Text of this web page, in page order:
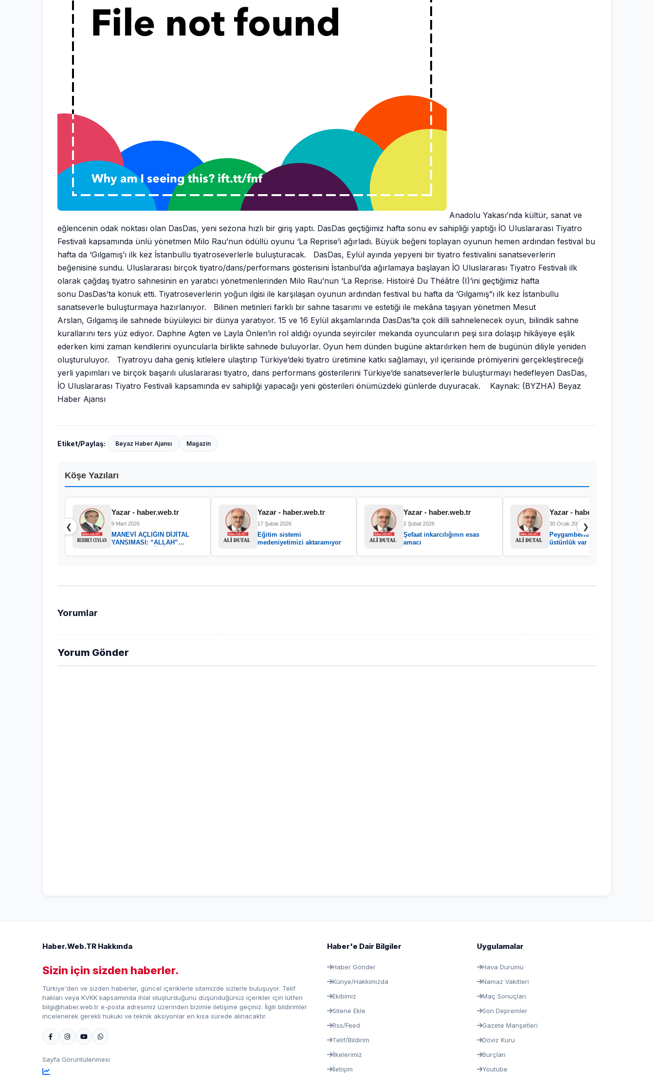
Anadolu Yakası’nda kültür, sanat ve
eğlencenin odak noktası olan DasDas, yeni sezona hızlı bir giriş yaptı. DasDas geçtiğimiz hafta sonu ev sahipliği yaptığı İO Uluslararası Tiyatro
Festivali kapsamında ünlü yönetmen Milo Rau’nun ödüllü oyunu ‘La Reprise’i ağırladı. Büyük beğeni toplayan oyunun hemen ardından festival bu
hafta da ‘Gılgamış’ı ilk kez İstanbullu tiyatroseverlerle buluşturacak. DasDas, Eylül ayında yepyeni bir tiyatro festivalini sanatseverlerin
beğenisine sundu. Uluslararası birçok tiyatro/dans/performans gösterisini İstanbul’da ağırlamaya başlayan İO Uluslararası Tiyatro Festivali ilk
olarak çağdaş tiyatro sahnesinin en yaratıcı yönetmenlerinden Milo Rau’nun ‘La Reprise. Histoiré Du Théâtre (I)’ini geçtiğimiz hafta
sonu DasDas’ta konuk etti. Tiyatroseverlerin yoğun ilgisi ile karşılaşan oyunun ardından festival bu hafta da ‘Gılgamış”ı ilk kez İstanbullu
sanatseverle buluşturmaya hazırlanıyor. Bilinen metinleri farklı bir sahne tasarımı ve estetiği ile mekâna taşıyan yönetmen Mesut
Arslan, Gılgamış ile sahnede büyüleyici bir dünya yaratıyor. 15 ve 16 Eylül akşamlarında DasDas’ta çok dilli sahnelenecek oyun, bilindik sahne
kurallarını ters yüz ediyor. Daphne Agten ve Layla Önlen’in rol aldığı oyunda seyirciler mekanda oyuncuların peşi sıra dolaşıp hikâyeye eşlik
ederken kimi zaman kendilerini oyuncularla birlikte sahnede buluyorlar. Oyun hem dünden bugüne aktarılırken hem de bugünün diliyle yeniden
oluşturuluyor. Tiyatroyu daha geniş kitlelere ulaştırıp Türkiye’deki tiyatro üretimine katkı sağlamayı, yıl içerisinde prömiyerini gerçekleştireceği
yerli yapımları ve birçok başarılı uluslararası tiyatro, dans performans gösterilerini Türkiye’de sanatseverlerle buluşturmayı hedefleyen DasDas,
İO Uluslararası Tiyatro Festivali kapsamında ev sahipliği yapacağı yeni gösterileri önümüzdeki günlerde duyuracak. Kaynak: (BYZHA) Beyaz
Haber Ajansı
Etiket/Paylaş: Beyaz Haber Ajansı Magazin
Köşe Yazıları
❮
Yazar - haber.web.tr
9 Mart 2026
MANEVİ AÇLIĞIN DİJİTAL
YANSIMASI: “ALLAH”
Yazar - haber.web.tr
17 Şubat 2026
Eğitim sistemi
medeniyetimizi aktaramıyor
Yazar - haber.web.tr
2 Şubat 2026
Şefaat inkarcılığının esas
amacı
Yazar - haber.web.tr
30 Ocak 2026
Peygamberler arasında
üstünlük var mıdır?
❯
Yorumlar
Yorum Gönder
Haber.Web.TR Hakkında
Sizin için sizden haberler.
Türkiye'den ve sizden haberler, güncel içeriklerle sitemizde sizlerle buluşuyor. Telif
hakları veya KVKK kapsamında ihlal oluşturduğunu düşündüğünüz içerikler için lütfen
bilgi@haber.web.tr e-posta adresimiz üzerinden bizimle iletişime geçiniz. İlgili bildirimler
incelenerek gerekli hukuki ve teknik aksiyonlar en kısa sürede alınacaktır.
Sayfa Görüntülenmesi
Haber'e Dair Bilgiler
Haber Gönder
Künye/Hakkımızda
Ekibimiz
Sitene Ekle
Rss/Feed
Telif/Bildirim
İlkelerimiz
İletişim
Uygulamalar
Hava Durumu
Namaz Vakitleri
Maç Sonuçları
Son Depremler
Gazete Manşetleri
Döviz Kuru
Burçları
Youtube